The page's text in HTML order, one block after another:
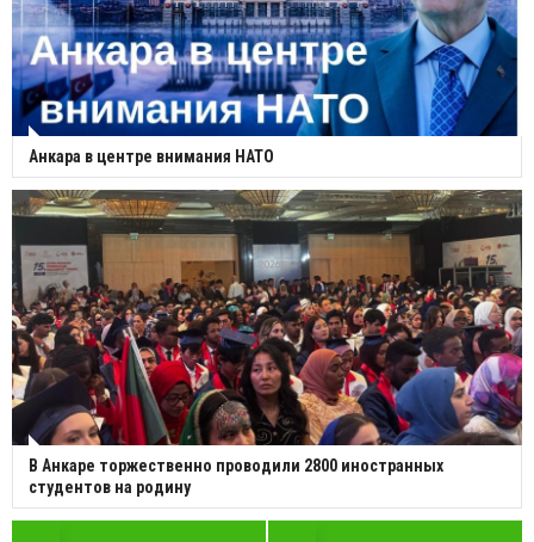
Анкара в центре внимания НАТО
В Анкаре торжественно проводили 2800 иностранных
студентов на родину